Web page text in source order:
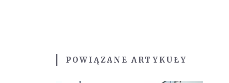
POWIĄZANE ARTYKUŁY